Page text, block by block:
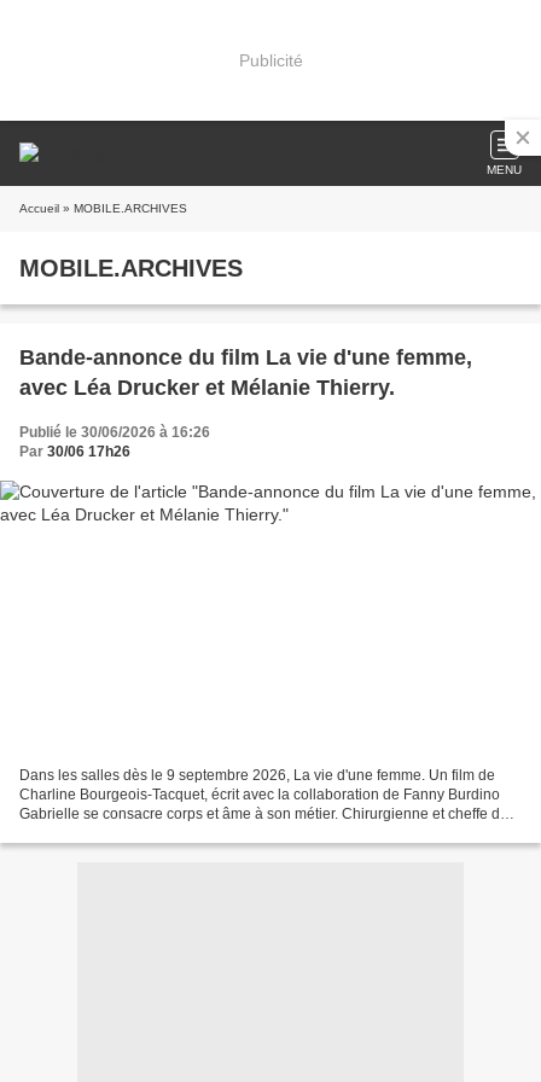
Publicité
MENU
Accueil » MOBILE.ARCHIVES
MOBILE.ARCHIVES
Bande-annonce du film La vie d'une femme,
avec Léa Drucker et Mélanie Thierry.
Publié le 30/06/2026 à 16:26
Par 30/06 17h26
Dans les salles dès le 9 septembre 2026, La vie d'une femme. Un film de
Charline Bourgeois-Tacquet, écrit avec la collaboration de Fanny Burdino
Gabrielle se consacre corps et âme à son métier. Chirurgienne et cheffe de